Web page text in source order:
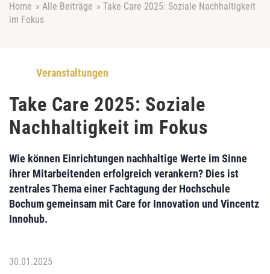
Home » Alle Beiträge » Take Care 2025: Soziale Nachhaltigkeit
im Fokus
Veranstaltungen
Take Care 2025: Soziale
Nachhaltigkeit im Fokus
Wie können Einrichtungen nachhaltige Werte im Sinne
ihrer Mitarbeitenden erfolgreich verankern? Dies ist
zentrales Thema einer Fachtagung der Hochschule
Bochum gemeinsam mit Care for Innovation und Vincentz
Innohub.
30.01.2025